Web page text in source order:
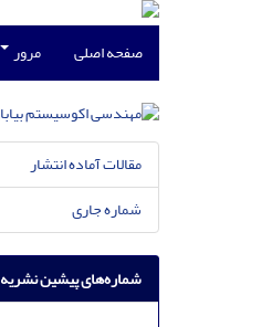
صفحه اصلی مرور
مقالات آماده انتشار
شماره جاری
شماره‌های پیشین نشریه